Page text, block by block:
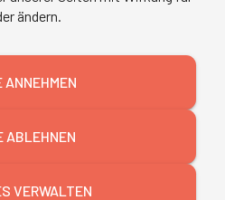
ändern.
ANNEHMEN
ABLEHNEN
VERWALTEN